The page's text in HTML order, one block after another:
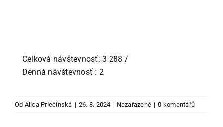
Celková návštevnosť: 3 288 /
Denná návštevnosť : 2
Od Alica Priečinská | 26. 8. 2024 | Nezařazené | 0 komentářů